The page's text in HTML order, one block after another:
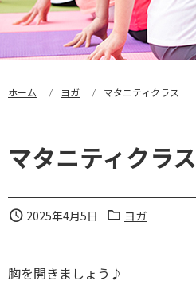
ホーム ヨガ マタニティクラス
マタニティクラス
schedule 2025年4月5日 folder ヨガ
胸を開きましょう♪